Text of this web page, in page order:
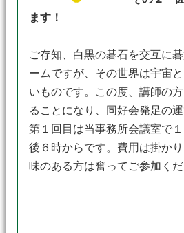
ます！
ご存知、白黒の碁石を交互に
ームですが、その世界は宇宙
いものです。この度、講師の
ることになり、同好会発足の運
第１回目は当事務所会議室で
後６時からです。費用は掛か
味のある方は奮ってご参加くだ